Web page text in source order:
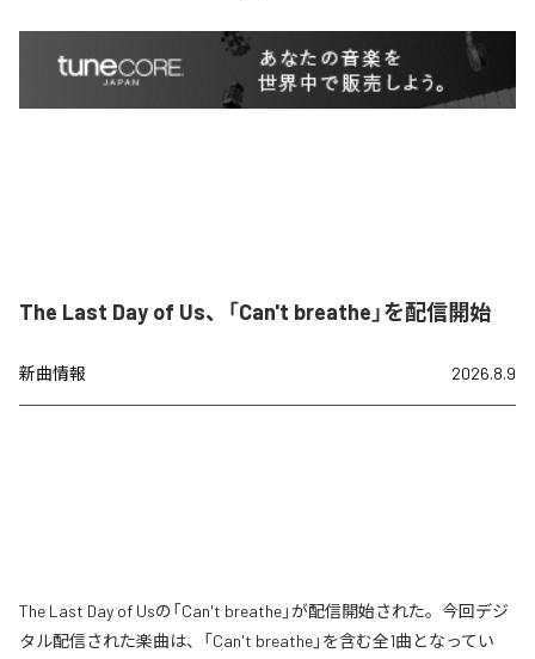
The Last Day of Us、「Can't breathe」を配信開始
新曲情報 2026.8.9
The Last Day of Usの「Can't breathe」が配信開始された。今回デジ
タル配信された楽曲は、「Can't breathe」を含む全1曲となってい